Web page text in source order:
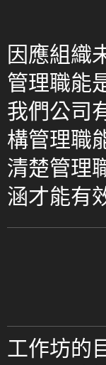
因應組織
管理職能
我們公司
構管理職
清楚管理
涵才能有
工作坊的